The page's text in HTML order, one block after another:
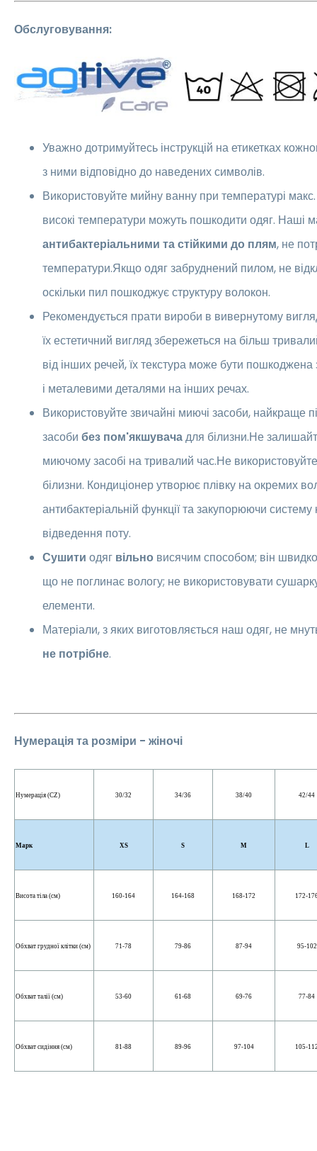
Обслуговування:
Уважно дотримуйтесь інструкцій на етикетках
з ними відповідно до наведених символів.
Використовуйте мийну ванну при температурі
високі температури можуть пошкодити одяг. Наші
антибактеріальними та стійкими до плям, не
температури.Якщо одяг забруднений пилом, не
оскільки пил пошкоджує структуру волокон.
Рекомендується прати вироби в вивернутому
їх естетичний вигляд збережеться на більш
від інших речей, їх текстура може бути
і металевими деталями на інших речах.
Використовуйте звичайні миючі засоби, найкраще
засоби без пом'якшувачадля білизни.Не
миючому засобі на тривалий час.Не
білизни. Кондиціонер утворює плівку на окремих
антибактеріальній функції та закупорюючи систему
відведення поту.
Сушити одяг вільно висячим способом; він
що не поглинає вологу; не використовувати
елементи.
Матеріали, з яких виготовляється наш одяг, не
не потрібне.
Нумерація та розміри - жіночі
Нумерація (CZ) 30/32 34/36 38/40 42/44
Марк XS S M L
Висота тіла (см) 160-164 164-168 168-172 172-
Обхват грудної клітки (см) 71-78 79-86 87-94 95-102
Обхват талії (см) 53-60 61-68 69-76 77-84
Обхват сидіння (см) 81-88 89-96 97-104 105-